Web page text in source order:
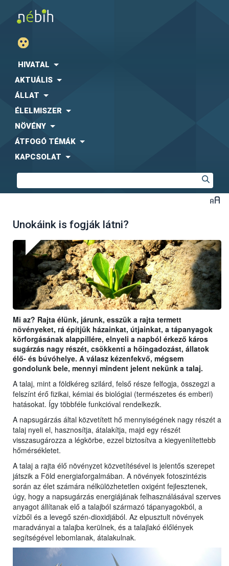
HIVATAL
AKTUÁLIS
ÁLLAT
ÉLELMISZER
NÖVÉNY
ÁTFOGÓ TÉMÁK
KAPCSOLAT
Unokáink is fogják látni?
Mi az? Rajta élünk, járunk, esszük a rajta termett
növényeket, rá építjük házainkat, útjainkat, a tápanyagok
körforgásának alappillére, elnyeli a napból érkező káros
sugárzás nagy részét, csökkenti a hőingadozást, állatok
élő- és búvóhelye. A válasz kézenfekvő, mégsem
gondolunk bele, mennyi mindent jelent nekünk a talaj.
A talaj, mint a földkéreg szilárd, felső része felfogja, összegzi a
felszínt érő fizikai, kémiai és biológiai (természetes és emberi)
hatásokat. Így többféle funkcióval rendelkezik.
A napsugárzás által közvetített hő mennyiségének nagy részét a
talaj nyeli el, hasznosítja, átalakítja, majd egy részét
visszasugározza a légkörbe, ezzel biztosítva a kiegyenlítettebb
hőmérsékletet.
A talaj a rajta élő növényzet közvetítésével is jelentős szerepet
játszik a Föld energiaforgalmában. A növények fotoszintézis
során az élet számára nélkülözhetetlen oxigént fejlesztenek,
úgy, hogy a napsugárzás energiájának felhasználásával szerves
anyagot állítanak elő a talajból származó tápanyagokból, a
vízből és a levegő szén-dioxidjából. Az elpusztult növények
maradványai a talajba kerülnek, és a talajlakó élőlények
segítségével lebomlanak, átalakulnak.